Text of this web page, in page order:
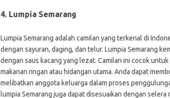
4. Lumpia Semarang
Lumpia Semarang adalah camilan yang terkenal di
dengan sayuran, daging, dan telur. Lumpia Semarang
dengan saus kacang yang lezat. Camilan ini cocok
makanan ringan atau hidangan utama. Anda dapat
melibatkan anggota keluarga dalam proses
lumpia Semarang juga dapat disesuaikan dengan